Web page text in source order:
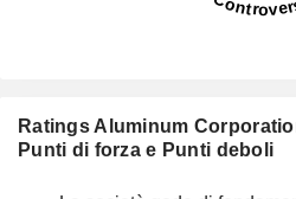
Ratings Aluminum
Punti di forza e Punti deboli